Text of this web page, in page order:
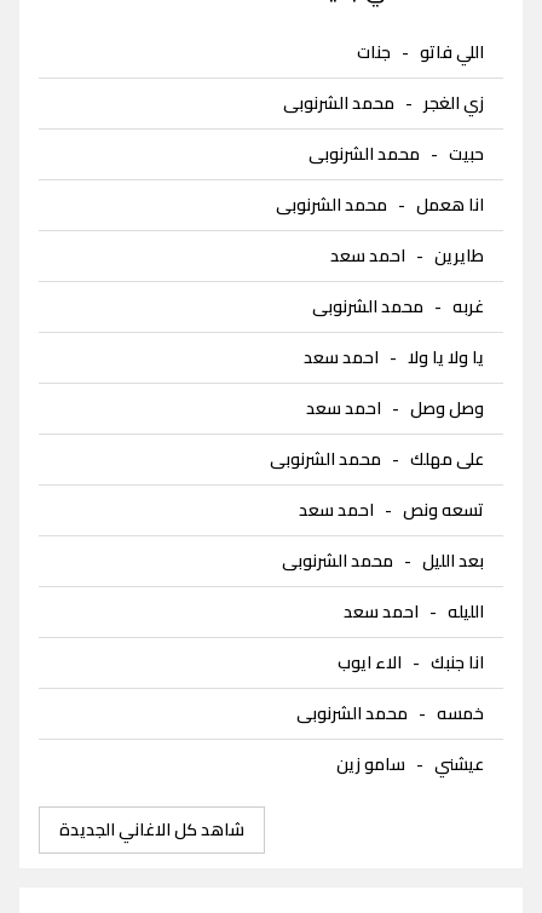
اللي فاتو - جنات
زي الغجر - محمد الشرنوبى
حبيت - محمد الشرنوبى
انا هعمل - محمد الشرنوبى
طايرين - احمد سعد
غربه - محمد الشرنوبى
يا ولا يا ولا - احمد سعد
وصل وصل - احمد سعد
على مهلك - محمد الشرنوبى
تسعه ونص - احمد سعد
بعد الليل - محمد الشرنوبى
الليله - احمد سعد
انا جنبك - الاء ايوب
خمسه - محمد الشرنوبى
عيشني - سامو زين
شاهد كل الاغاني الجديدة